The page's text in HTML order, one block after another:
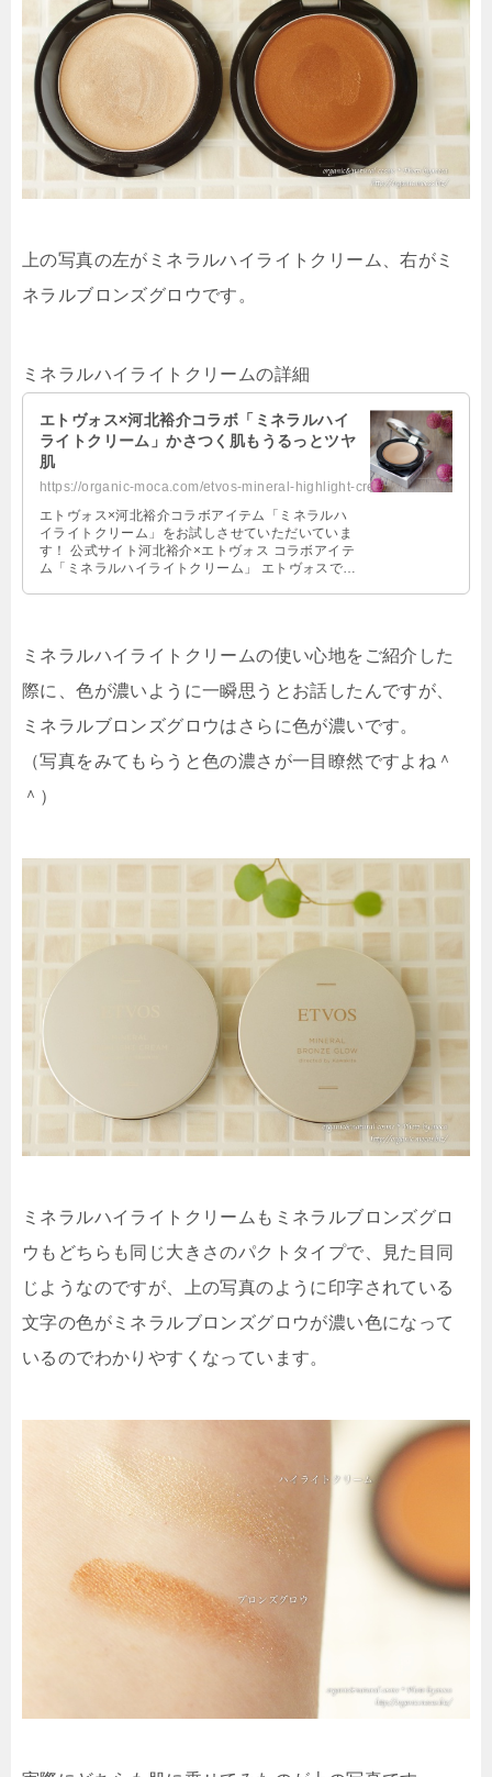
上の写真の左がミネラルハイライトクリーム、右がミ
ネラルブロンズグロウです。
ミネラルハイライトクリームの詳細
エトヴォス×河北裕介コラボ「ミネラルハイ
ライトクリーム」かさつく肌もうるっとツヤ
肌
https://organic-moca.com/etvos-mineral-highlight-cream/
エトヴォス×河北裕介コラボアイテム「ミネラルハ
イライトクリーム」をお試しさせていただいていま
す！ 公式サイト河北裕介×エトヴォス コラボアイテ
ム「ミネラルハイライトクリーム」 エトヴォスで
ミネラルハイライトクリームの使い心地をご紹介した
際に、色が濃いように一瞬思うとお話したんですが、
ミネラルブロンズグロウはさらに色が濃いです。
（写真をみてもらうと色の濃さが一目瞭然ですよね＾
＾）
ミネラルハイライトクリームもミネラルブロンズグロ
ウもどちらも同じ大きさのパクトタイプで、見た目同
じようなのですが、上の写真のように印字されている
文字の色がミネラルブロンズグロウが濃い色になって
いるのでわかりやすくなっています。